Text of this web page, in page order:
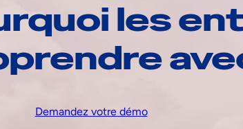
les
Demandez votre démo